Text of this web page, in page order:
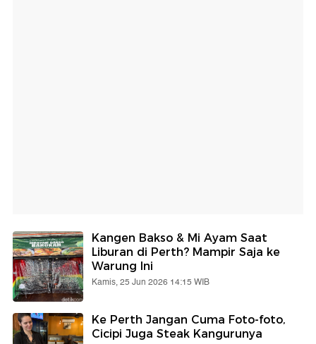
Kangen Bakso & Mi Ayam Saat
Liburan di Perth? Mampir Saja ke
Warung Ini
Kamis, 25 Jun 2026 14:15 WIB
Ke Perth Jangan Cuma Foto-foto,
Cicipi Juga Steak Kangurunya